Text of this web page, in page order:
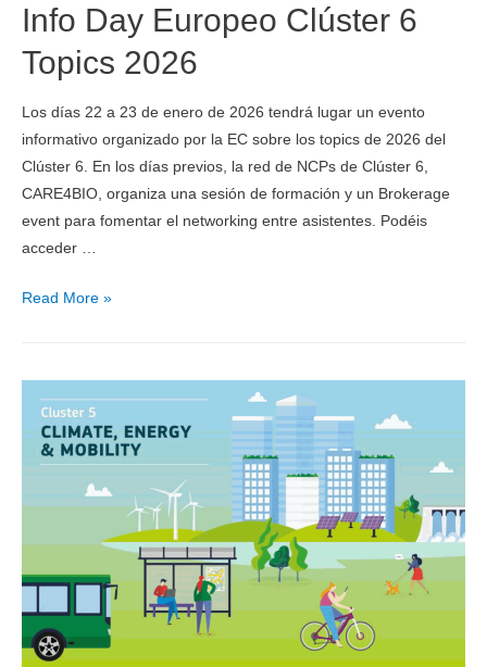
Info Day Europeo Clúster 6
Topics 2026
Los días 22 a 23 de enero de 2026 tendrá lugar un evento
informativo organizado por la EC sobre los topics de 2026 del
Clúster 6. En los días previos, la red de NCPs de Clúster 6,
CARE4BIO, organiza una sesión de formación y un Brokerage
event para fomentar el networking entre asistentes. Podéis
acceder …
Read More »